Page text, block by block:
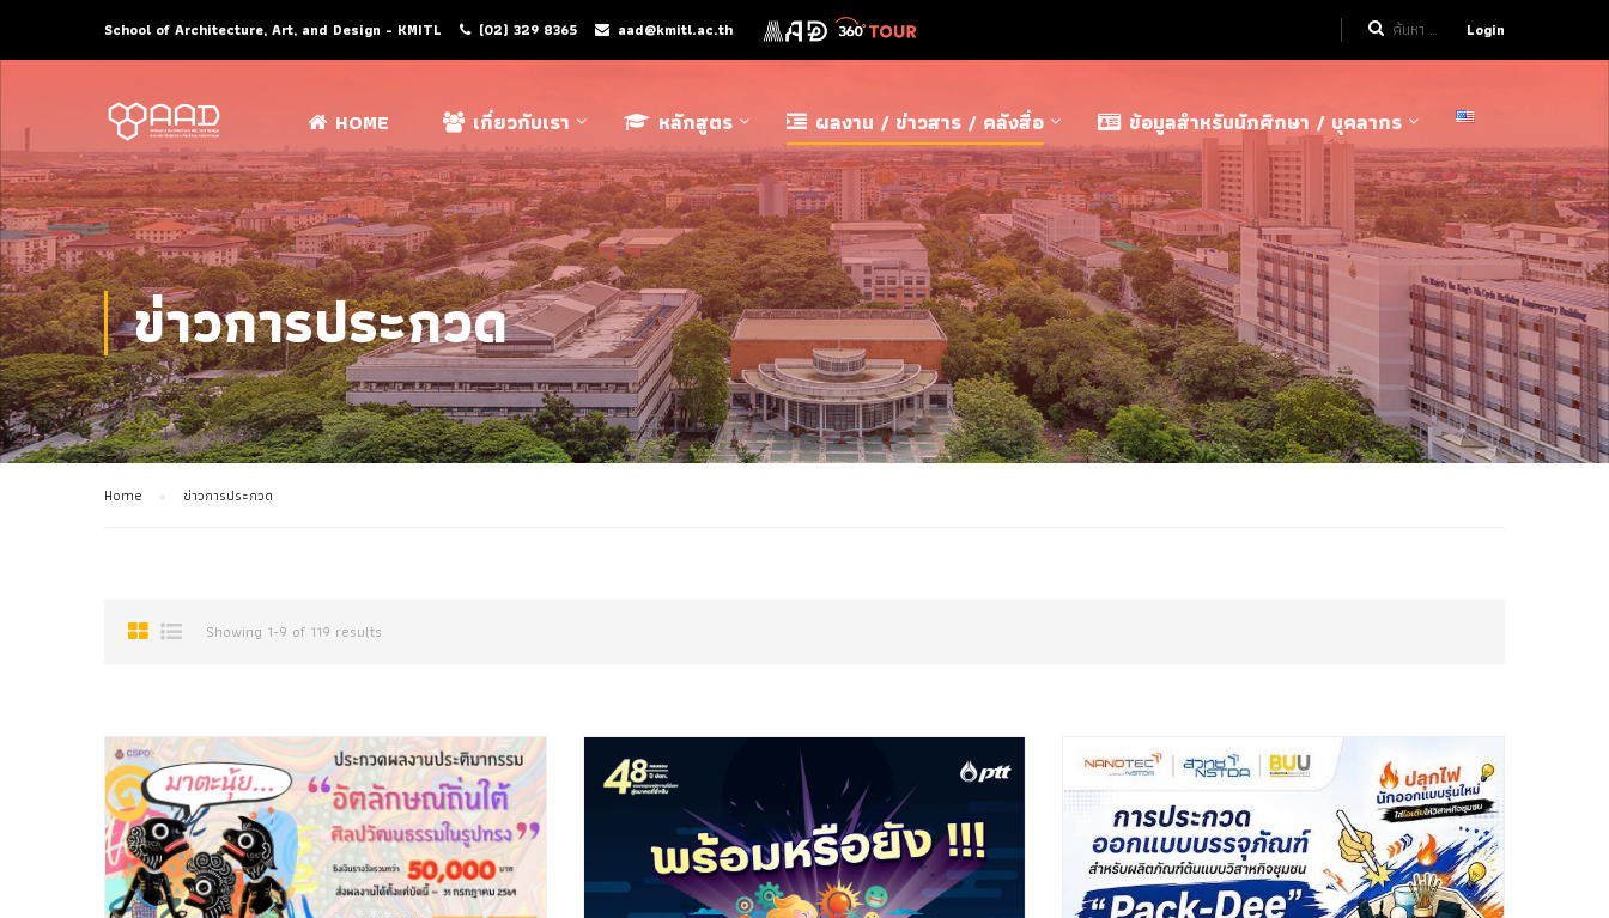
School of Architecture, Art, and Design - KMITL (02) 329 8365 aad@kmitl.ac.th Login
HOME เกี่ยวกับเรา หลักสูตร ผลงาน / ข่าวสาร / คลังสื่อ ข้อมูลสำหรับนักศึกษา / บุคลากร
ข่าวการประกวด
Home ข่าวการประกวด
Showing 1-9 of 119 results